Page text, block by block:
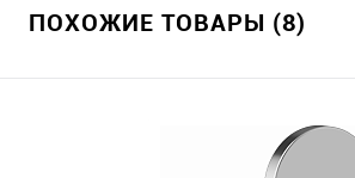
ПОХОЖИЕ ТОВАРЫ (8)